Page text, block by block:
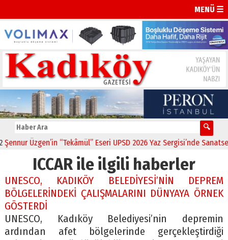
MENÜ ☰
Üzgen’in “Tekâmül” Eseri UPSD 2026 Yaz Sergisi’nde
ICCAR ile ilgili haberler
UNESCO, KADIKÖY BELEDİYESİ’NİN DEPREM
BÖLGELERİNDEKİ ÇALIŞMALARINI DÜNYAYA ÖRNEK
GÖSTERDİ
UNESCO, Kadıköy Belediyesi’nin depremin
ardından afet bölgelerinde gerçekleştirdiği